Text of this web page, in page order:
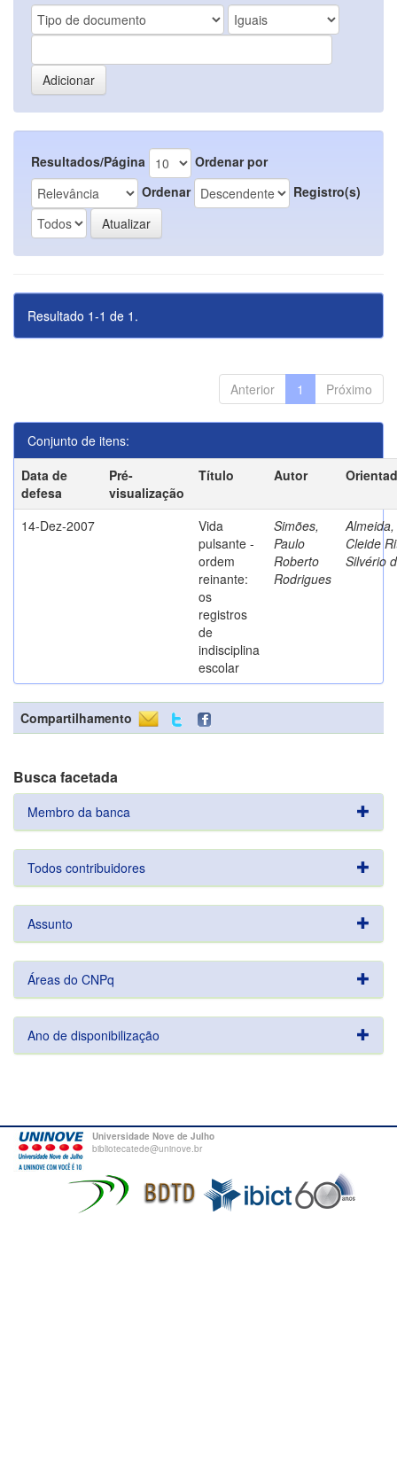
Resultados/Página
Ordenar por
Ordenar
Registro(s)
Resultado 1-1 de 1.
Anterior 1 Próximo
Conjunto de itens:
Data de
defesa
Pré-
visualização
Título Autor
14-Dez-2007
Vida
pulsante -
ordem
reinante:
os
registros
de
indisciplina
escolar
Simões,
Paulo
Roberto
Rodrigues
Almeida,
Cleide
Silvério
Compartilhamento
Busca facetada
Membro da banca
Todos contribuidores
Assunto
Áreas do CNPq
Ano de disponibilização
Universidade Nove de Julho
bibliotecatede@uninove.br